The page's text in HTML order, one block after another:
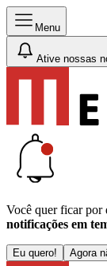
Menu
Ative nossas
Você quer ficar por
notificações em
Eu quero! Agora